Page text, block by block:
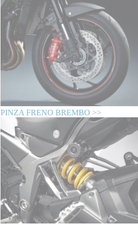
PINZA FRENO BREMBO >>